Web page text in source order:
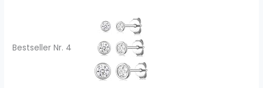
Bestseller Nr. 4